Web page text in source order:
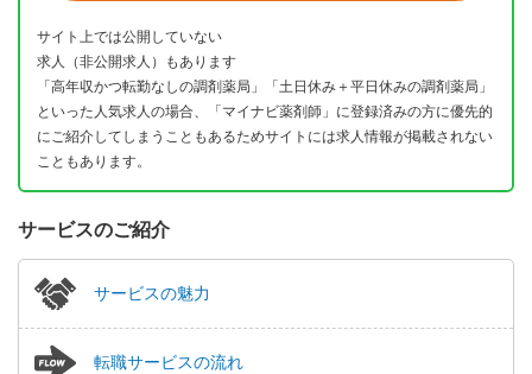
サイト上では公開していない
求人（非公開求人）もあります
「高年収かつ転勤なしの調剤薬局」「土日休み＋平日休みの調剤薬局」
といった人気求人の場合、「マイナビ薬剤師」に登録済みの方に優先的
にご紹介してしまうこともあるためサイトには求人情報が掲載されない
こともあります。
サービスのご紹介
サービスの魅力
転職サービスの流れ